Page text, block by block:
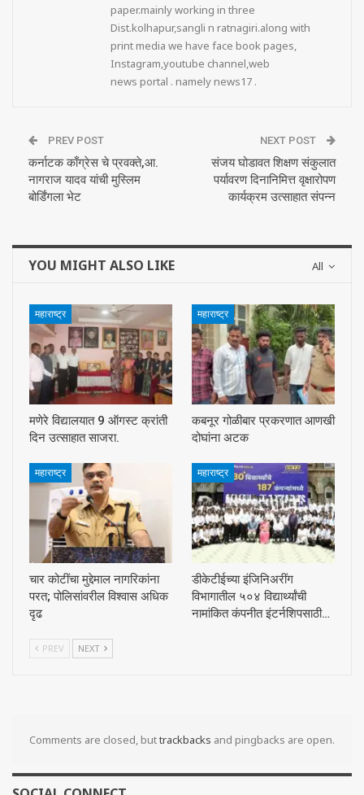
paper.mainly working in three
Dist.kolhapur,sangli n ratnagiri.along with
print media we have face book pages,
Instagram,youtube channel,web
news portal . namely news17 .
PREV POST
कर्नाटक काँग्रेस चे प्रवक्ते,आ.
नागराज यादव यांची मुस्लिम
बोर्डिंगला भेट
NEXT POST
संजय घोडावत शिक्षण संकुलात
पर्यावरण दिनानिमित्त वृक्षारोपण
कार्यक्रम उत्साहात संपन्न
All
YOU MIGHT ALSO LIKE
महाराष्ट्र
मणेरे विद्यालयात 9 ऑगस्ट क्रांती
दिन उत्साहात साजरा.
महाराष्ट्र
कबनूर गोळीबार प्रकरणात आणखी
दोघांना अटक
महाराष्ट्र
चार कोटींचा मुद्देमाल नागरिकांना
परत; पोलिसांवरील विश्वास अधिक
दृढ
महाराष्ट्र
डीकेटीईच्या इंजिनिअरींग
विभागातील ५०४ विद्यार्थ्यांची
नामांकित कंपनीत इंटर्नशिपसाठी…
PREV NEXT
Comments are closed, buttrackbacks and pingbacks are open.